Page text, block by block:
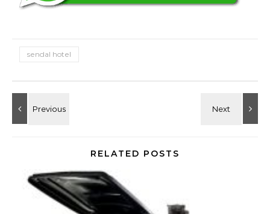
sendal hotel
RELATED POSTS